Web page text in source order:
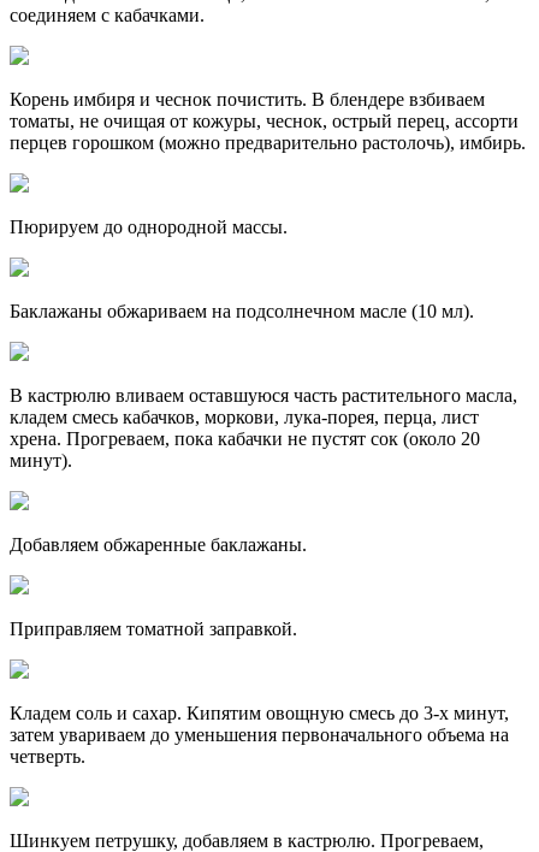
соединяем с кабачками.
Корень имбиря и чеснок почистить. В блендере взбиваем
томаты, не очищая от кожуры, чеснок, острый перец, ассорти
перцев горошком (можно предварительно растолочь), имбирь.
Пюрируем до однородной массы.
Баклажаны обжариваем на подсолнечном масле (10 мл).
В кастрюлю вливаем оставшуюся часть растительного масла,
кладем смесь кабачков, моркови, лука-порея, перца, лист
хрена. Прогреваем, пока кабачки не пустят сок (около 20
минут).
Добавляем обжаренные баклажаны.
Приправляем томатной заправкой.
Кладем соль и сахар. Кипятим овощную смесь до 3-х минут,
затем увариваем до уменьшения первоначального объема на
четверть.
Шинкуем петрушку, добавляем в кастрюлю. Прогреваем,